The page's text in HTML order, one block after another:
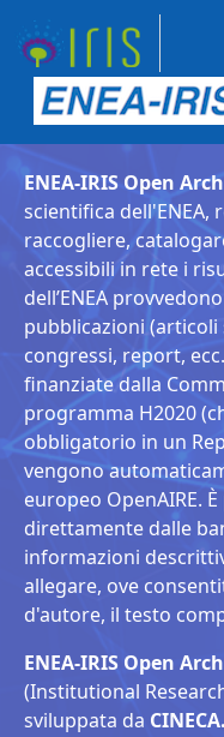
ENEA-IRIS Open
scientifica dell'ENEA,
raccogliere,
accessibili in rete i
dell’ENEA
pubblicazioni
congressi, report,
finanziate dalla
programma H2020
obbligatorio in un
vengono
europeo OpenAIRE.
direttamente dalle
informazioni
allegare, ove
d'autore, il testo
ENEA-IRIS Open
(Institutional
sviluppata da CINECA.